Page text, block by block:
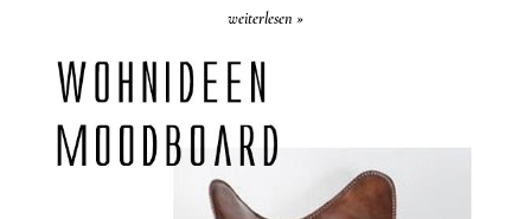
weiterlesen »